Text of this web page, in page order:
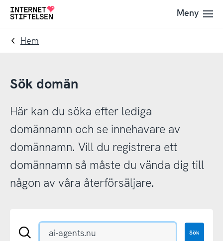
Till
navigering
Till
innehåll
Till
Meny
Hem
Sök domän
Här kan du söka efter lediga
domännamn och se innehavare av
domännamn. Vill du registrera ett
domännamn så måste du vända dig till
någon av våra återförsäljare.
Sök
Sök